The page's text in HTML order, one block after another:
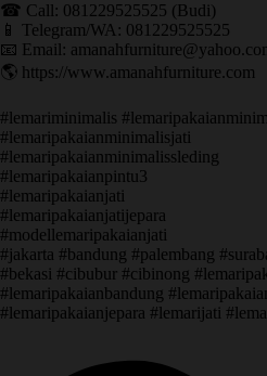
☎ Call: 081229525525 (Budi)
📱 Telegram/WA: 081229525525
📧 Email:
🌎 https://www.amanahfurniture.com
#lemariminimalis
#lemaripakaianminimalisjati
#lemaripakaianminimalissleding
#lemaripakaianpintu3
#lemaripakaianjati
#lemaripakaianjatijepara
#modellemaripakaianjati
#jakarta #bandung #palembang
#bekasi #cibubur #cibinong
#lemaripakaianbandung
#lemaripakaianjepara #lemarijati